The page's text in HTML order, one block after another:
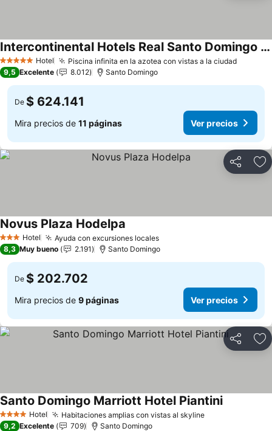
5 Estrellas Hotel Piscina infinita en la azotea con vistas a la ciudadVer
Intercontinental Hotels Real Santo Domingo By Ihg
Ver precios
9,5 Excelente 8.012 Santo Domingo
De $ 624.141
Mira precios de 11 páginas Ver precios
Compartir
3 Estrellas
Hotel Ayuda con excursiones localesVer precios
Novus Plaza Hodelpa
8,3 Muy bueno 2.191 Santo Domingo
De $ 202.702
Mira precios de 9 páginas Ver precios
Compartir
4 EstrellasHotel Habitaciones amplias con vistas al skylineVer precios
Santo Domingo Marriott Hotel PiantiniVer
9,2 Excelente 709 Santo Domingo